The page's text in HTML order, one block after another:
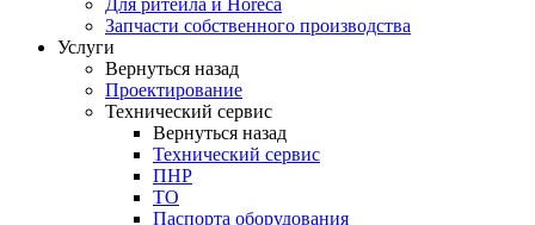
Для ритейла и Horeca
Запчасти собственного производства
Услуги
Вернуться назад
Проектирование
Технический сервис
Вернуться назад
Технический сервис
ПНР
ТО
Паспорта оборудования